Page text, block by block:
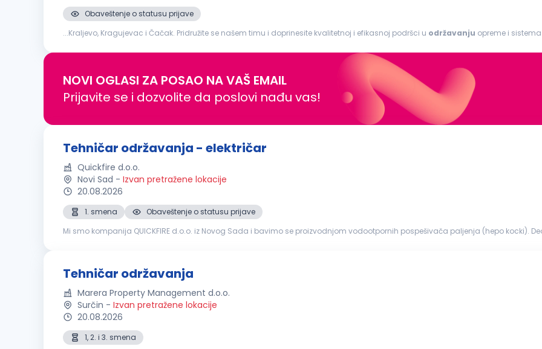
Obaveštenje o statusu prijave
...Kraljevo, Kragujevac i Čačak. Pridružite se našem timu i doprinesite kvalitetnoj i efikasnoj podršci u održavanju opreme i sistema. Odgovornosti:
NOVI OGLASI ZA POSAO NA VAŠ EMAIL
Prijavite se i dozvolite da poslovi nađu vas!
Tehničar održavanja - električar
Quickfire d.o.o.
Novi Sad - Izvan pretražene lokacije
20.08.2026
1. smena
Obaveštenje o statusu prijave
Mi smo kompanija QUICKFIRE d.o.o. iz Novog Sada i bavimo se proizvodnjom vodootpornih pospešivača paljenja (hepo kocki).
Tehničar održavanja
Marera Property Management d.o.o.
Surčin - Izvan pretražene lokacije
20.08.2026
1, 2. i 3. smena